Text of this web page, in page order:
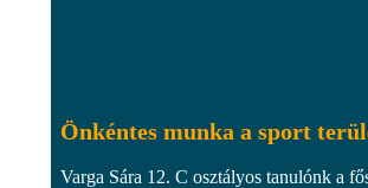
Önkéntes munka a sport
Varga Sára 12. C osztályos tanulónk a